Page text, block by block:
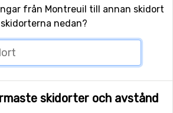
från Montreuil till annan skidort
nedan?
skidorter och avstånd